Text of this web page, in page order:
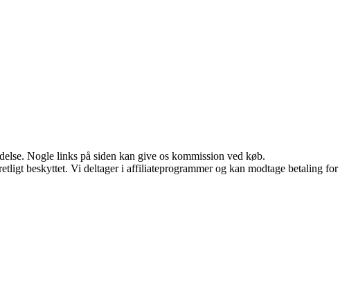
Nogle links på siden kan give os kommission ved køb.
beskyttet. Vi deltager i affiliateprogrammer og kan modtage betaling